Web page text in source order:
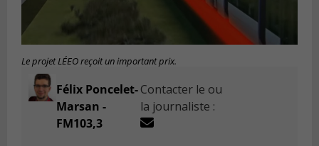
Le projet LÉEO reçoit un important prix.
Félix Poncelet-
Marsan -
FM103,3
Contacter le ou
la journaliste :